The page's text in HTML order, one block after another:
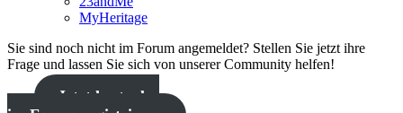
MyHeritage
Sie sind noch nicht im Forum angemeldet? Stellen Sie jetzt ihre
Frage und lassen Sie sich von unserer Community helfen!
Jetzt kostenlos